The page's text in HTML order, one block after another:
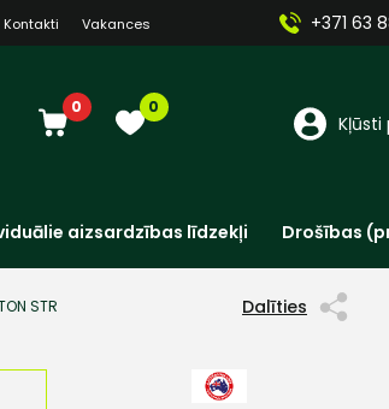
Kontakti Vakances +371 63
0 0
Kļūsti
aizsardzības līdzekļi Drošības
STR Dalīties